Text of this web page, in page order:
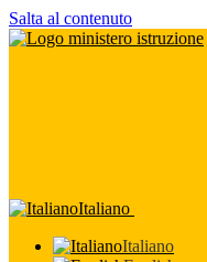
Salta al contenuto
Italiano
Italiano